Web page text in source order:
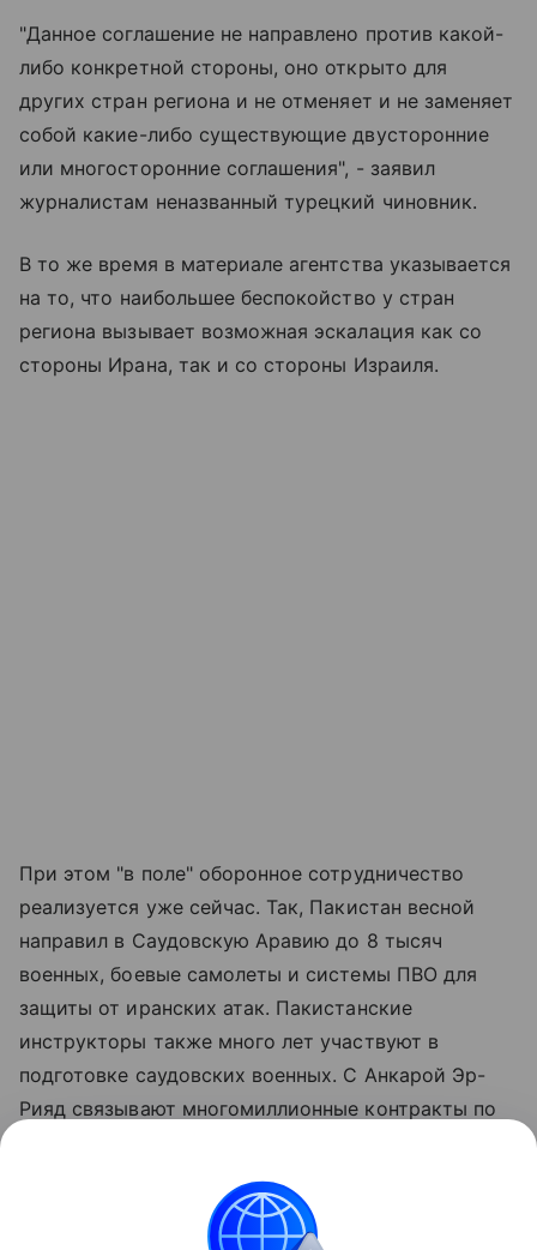
"Данное соглашение не направлено против какой-
либо конкретной стороны, оно открыто для
других стран региона и не отменяет и не заменяет
собой какие-либо существующие двусторонние
или многосторонние соглашения", - заявил
журналистам неназванный турецкий чиновник.
В то же время в материале агентства указывается
на то, что наибольшее беспокойство у стран
региона вызывает возможная эскалация как со
стороны Ирана, так и со стороны Израиля.
При этом "в поле" оборонное сотрудничество
реализуется уже сейчас. Так, Пакистан весной
направил в Саудовскую Аравию до 8 тысяч
военных, боевые самолеты и системы ПВО для
защиты от иранских атак. Пакистанские
инструкторы также много лет участвуют в
подготовке саудовских военных. С Анкарой Эр-
Рияд связывают многомиллионные контракты по
сторона называет "крупнейшими в своей
истории". Турция и Пакистан также совместно
работают в сфере кораблестроения и создания